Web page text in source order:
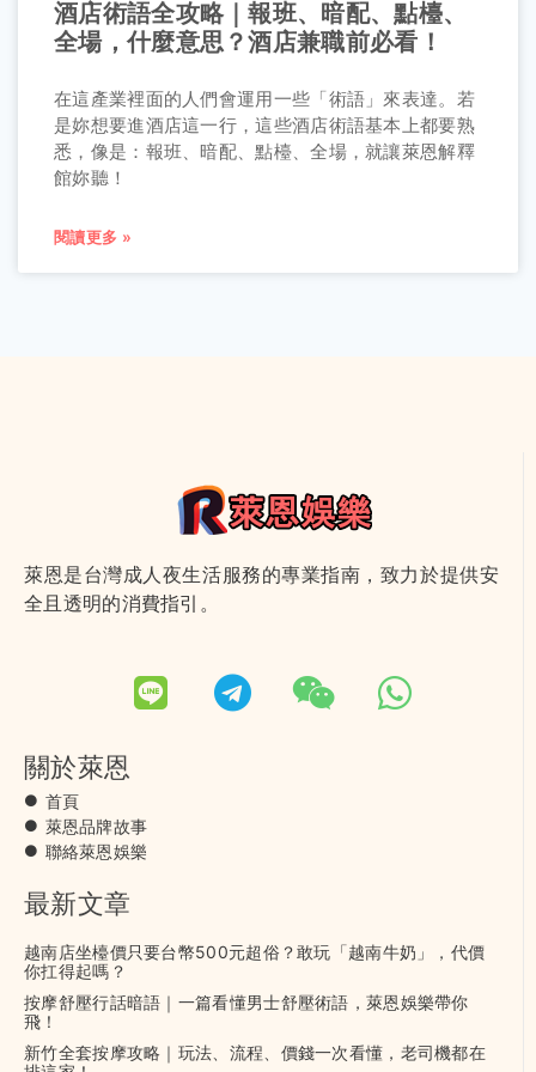
酒店術語全攻略｜報班、暗配、點檯、
全場，什麼意思？酒店兼職前必看！
在這產業裡面的人們會運用一些「術語」來表達。若
是妳想要進酒店這一行，這些酒店術語基本上都要熟
悉，像是：報班、暗配、點檯、全場，就讓萊恩解釋
館妳聽！
閱讀更多 »
萊恩是台灣成人夜生活服務的專業指南，致力於提供安
全且透明的消費指引。
關於萊恩
首頁
萊恩品牌故事
聯絡萊恩娛樂
最新文章
越南店坐檯價只要台幣500元超俗？敢玩「越南牛奶」，代價
你扛得起嗎？
按摩舒壓行話暗語｜一篇看懂男士舒壓術語，萊恩娛樂帶你
飛！
新竹全套按摩攻略｜玩法、流程、價錢一次看懂，老司機都在